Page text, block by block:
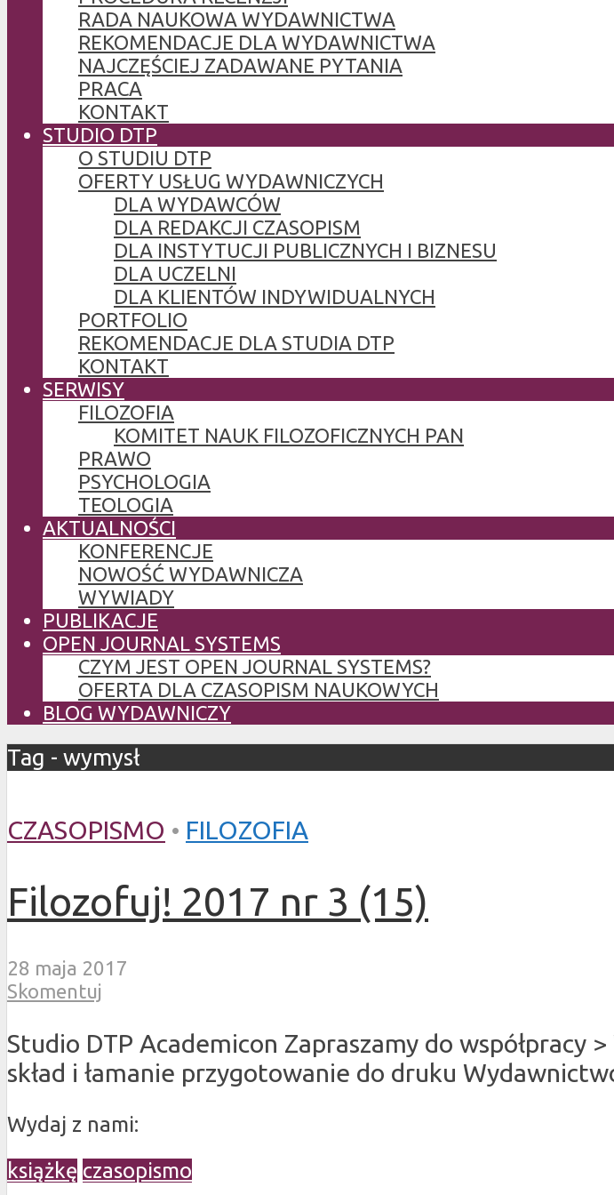
RADA NAUKOWA WYDAWNICTWA
REKOMENDACJE DLA WYDAWNICTWA
NAJCZĘŚCIEJ ZADAWANE PYTANIA
PRACA
KONTAKT
STUDIO DTP
O STUDIU DTP
OFERTY USŁUG WYDAWNICZYCH
DLA WYDAWCÓW
DLA REDAKCJI CZASOPISM
DLA INSTYTUCJI PUBLICZNYCH I BIZNESU
DLA UCZELNI
DLA KLIENTÓW INDYWIDUALNYCH
PORTFOLIO
REKOMENDACJE DLA STUDIA DTP
KONTAKT
SERWISY
FILOZOFIA
KOMITET NAUK FILOZOFICZNYCH PAN
PRAWO
PSYCHOLOGIA
TEOLOGIA
AKTUALNOŚCI
KONFERENCJE
NOWOŚĆ WYDAWNICZA
WYWIADY
PUBLIKACJE
OPEN JOURNAL SYSTEMS
CZYM JEST OPEN JOURNAL SYSTEMS?
OFERTA DLA CZASOPISM NAUKOWYCH
BLOG WYDAWNICZY
Tag - wymysł
CZASOPISMO • FILOZOFIA
Filozofuj! 2017 nr 3 (15)
28 maja 2017
Skomentuj
Studio DTP Academicon Zapraszamy do
skład i łamanie przygotowanie do druku
Wydaj z nami:
książkę czasopismo